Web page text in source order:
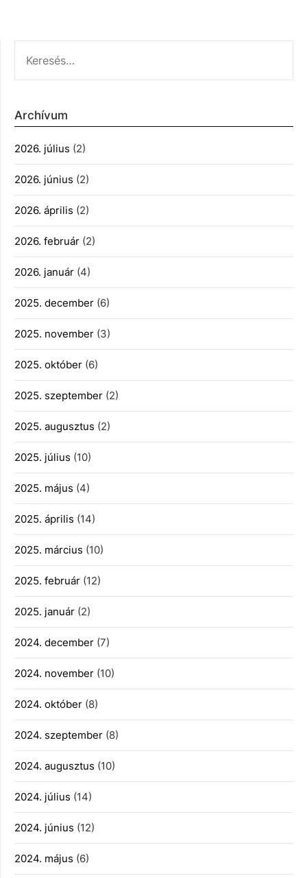
Archívum
2026. július (2)
2026. június (2)
2026. április (2)
2026. február (2)
2026. január (4)
2025. december (6)
2025. november (3)
2025. október (6)
2025. szeptember (2)
2025. augusztus (2)
2025. július (10)
2025. május (4)
2025. április (14)
2025. március (10)
2025. február (12)
2025. január (2)
2024. december (7)
2024. november (10)
2024. október (8)
2024. szeptember (8)
2024. augusztus (10)
2024. július (14)
2024. június (12)
2024. május (6)